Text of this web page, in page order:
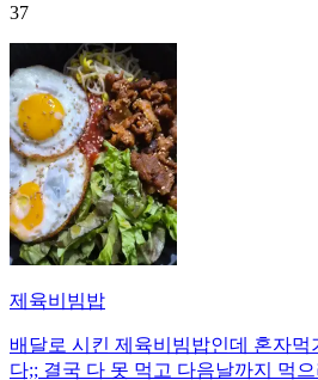
37
제육비빔밥
배달로 시킨 제육비빔밥인데 혼자먹
다;; 결국 다 못 먹고 다음날까지 먹